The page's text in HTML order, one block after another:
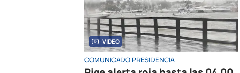
VIDEO
COMUNICADO PRESIDENCIA